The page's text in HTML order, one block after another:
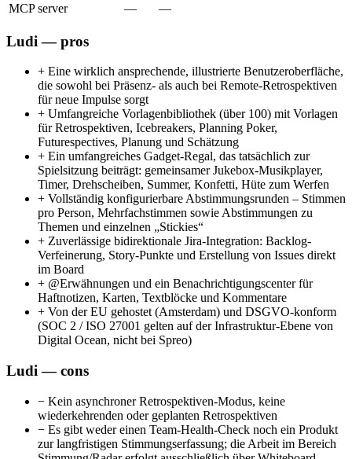
MCP server
— —
Ludi — pros
+ Eine wirklich ansprechende, illustrierte Benutzeroberfläche,
die sowohl bei Präsenz- als auch bei Remote-Retrospektiven
für neue Impulse sorgt
+ Umfangreiche Vorlagenbibliothek (über 100) mit Vorlagen
für Retrospektiven, Icebreakers, Planning Poker,
Futurespectives, Planung und Schätzung
+ Ein umfangreiches Gadget-Regal, das tatsächlich zur
Spielsitzung beiträgt: gemeinsamer Jukebox-Musikplayer,
Timer, Drehscheiben, Summer, Konfetti, Hüte zum Werfen
+ Vollständig konfigurierbare Abstimmungsrunden – Stimmen
pro Person, Mehrfachstimmen sowie Abstimmungen zu
Themen und einzelnen „Stickies“
+ Zuverlässige bidirektionale Jira-Integration: Backlog-
Verfeinerung, Story-Punkte und Erstellung von Issues direkt
im Board
+ @Erwähnungen und ein Benachrichtigungscenter für
Haftnotizen, Karten, Textblöcke und Kommentare
+ Von der EU gehostet (Amsterdam) und DSGVO-konform
(SOC 2 / ISO 27001 gelten auf der Infrastruktur-Ebene von
Digital Ocean, nicht bei Spreo)
Ludi — cons
− Kein asynchroner Retrospektiven-Modus, keine
wiederkehrenden oder geplanten Retrospektiven
− Es gibt weder einen Team-Health-Check noch ein Produkt
zur langfristigen Stimmungserfassung; die Arbeit im Bereich